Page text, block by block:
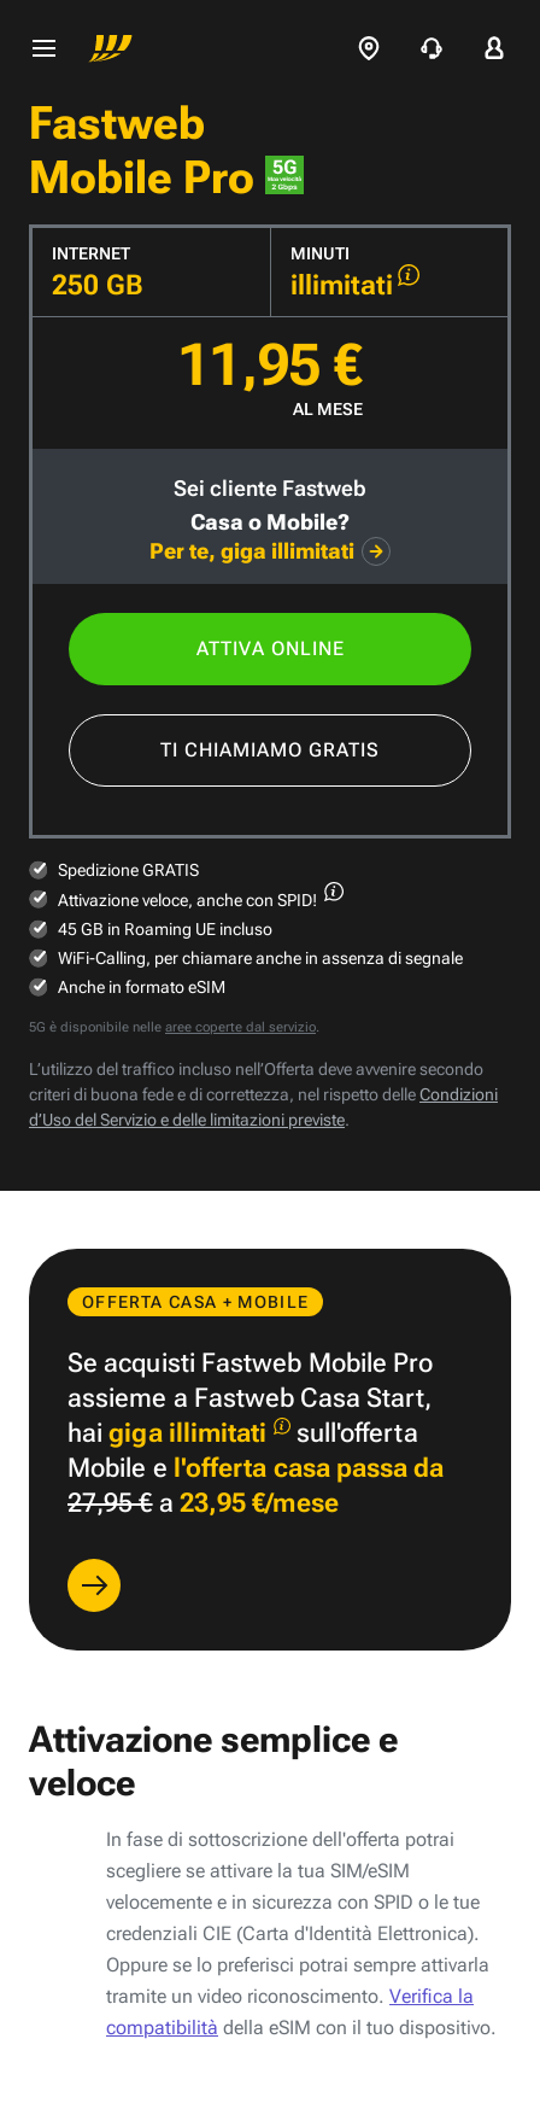
Fastweb
Mobile Pro
INTERNET
250 GB
MINUTI
illimitati
11,95 €
AL MESE
Sei cliente Fastweb
Casa o Mobile?
Per te, giga illimitati
ATTIVA ONLINE
TI CHIAMIAMO GRATIS
Spedizione GRATIS
Attivazione veloce, anche con SPID!
45 GB in Roaming UE incluso
WiFi-Calling, per chiamare anche in assenza di segnale
Anche in formato eSIM
5G è disponibile nelle aree coperte dal servizio.
L’utilizzo del traffico incluso nell’Offerta deve avvenire secondo
criteri di buona fede e di correttezza, nel rispetto delleCondizioni
d’Uso del Servizio e delle limitazioni previste.
OFFERTA CASA + MOBILE
Se acquisti Fastweb Mobile Pro
assieme a Fastweb Casa Start,
haigiga illimitati
sull'offerta
Mobile e l'offerta casa passa da
27,95 €a 23,95 €/mese
Attivazione semplice e
veloce
In fase di sottoscrizione dell'offerta potrai
scegliere se attivare la tua SIM/eSIM
velocemente e in sicurezza con SPID o le tue
credenziali CIE (Carta d'Identità Elettronica).
Oppure se lo preferisci potrai sempre attivarla
tramite un video riconoscimento. Verifica la
compatibilità della eSIM con il tuo dispositivo.